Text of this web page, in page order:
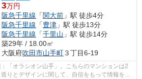
3万円
阪急千里線 「関大前 」駅 徒歩4分
阪急千里線 「豊津 」駅 徒歩13分
阪急千里線 「千里山 」駅 徒歩14分
築29年 / 18.00㎡
大阪府吹田市山手町３丁目6-19
「オラシオン山手」。こちらのマンションは2
りとデザインに関して、自信をもって情報を提